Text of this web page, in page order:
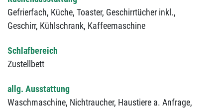
Gefrierfach, Küche, Toaster, Geschirrtücher inkl.,
Geschirr, Kühlschrank, Kaffeemaschine
Schlafbereich
Zustellbett
allg. Ausstattung
Waschmaschine, Nichtraucher, Haustiere a. Anfrage,